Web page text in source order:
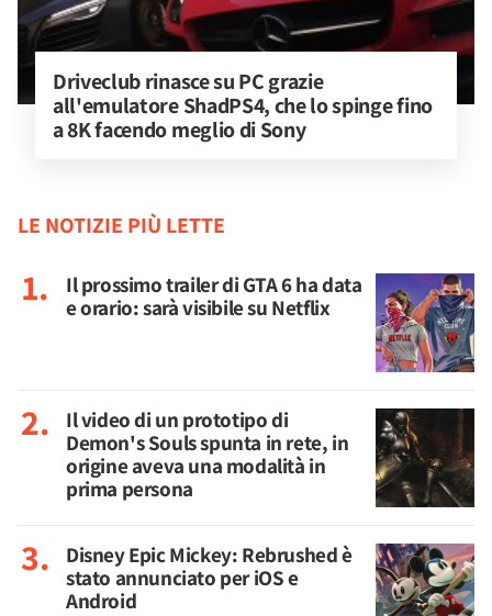
Driveclub rinasce su PC grazie
all'emulatore ShadPS4, che lo spinge fino
a 8K facendo meglio di Sony
LE NOTIZIE PIÙ LETTE
Il prossimo trailer di GTA 6 ha data
e orario: sarà visibile su Netflix
Il video di un prototipo di
Demon's Souls spunta in rete, in
origine aveva una modalità in
prima persona
Disney Epic Mickey: Rebrushed è
stato annunciato per iOS e
Android